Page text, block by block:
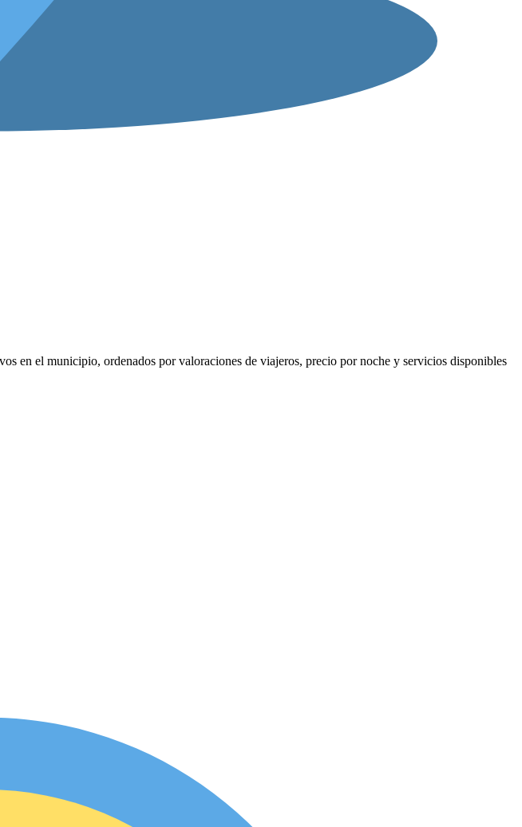
en el municipio, ordenados por valoraciones de viajeros, precio por noche y servicios disponibles